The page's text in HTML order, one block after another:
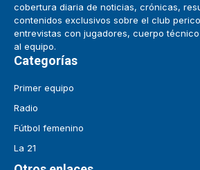
cobertura diaria de noticias, crónicas,
contenidos exclusivos sobre el club
entrevistas con jugadores, cuerpo
al equipo.
Categorías
Primer equipo
Radio
Fútbol femenino
La 21